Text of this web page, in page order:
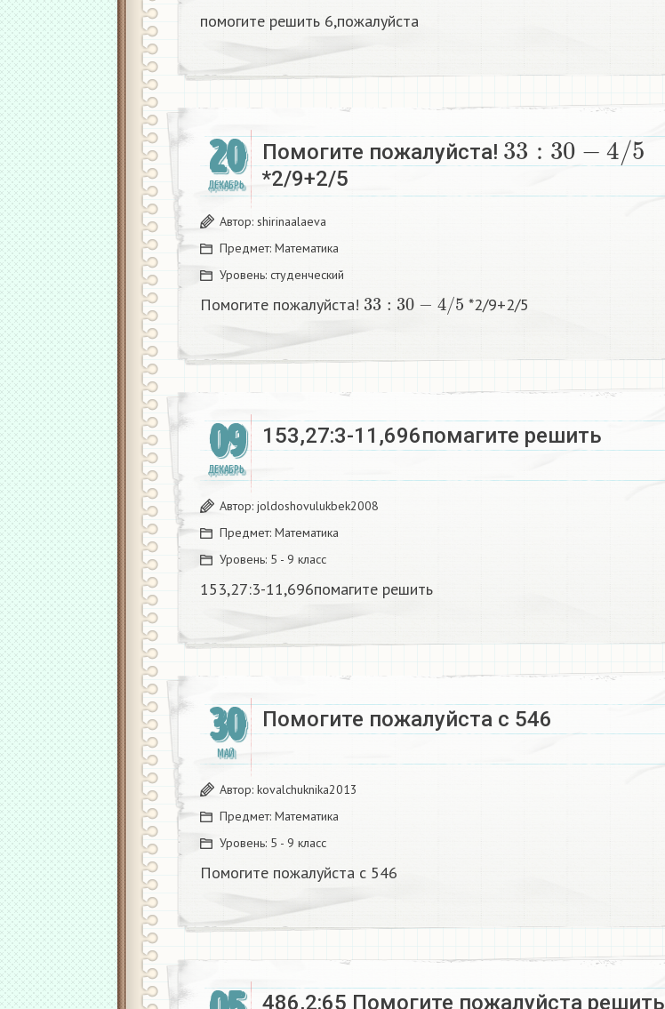
помогите решить 6,пожалуйста
20
ДЕКАБРЬ
Помогите пожалуйста!
33:30−4/5
*2/9+2/5
Автор: shirinaalaeva
Предмет: Математика
Уровень: студенческий
Помогите пожалуйста!
33 30−
*2/9+2/5
09
ДЕКАБРЬ
153,27:3-11,696помагите решить
Автор: joldoshovulukbek2008
Предмет: Математика
Уровень: 5 - 9 класс
153,27:3-11,696помагите решить
30
МАЙ
Помогите пожалуйста с 546
Автор: kovalchuknika2013
Предмет: Математика
Уровень: 5 - 9 класс
Помогите пожалуйста с 546
486,2:65 Помогите пожалуйста решить